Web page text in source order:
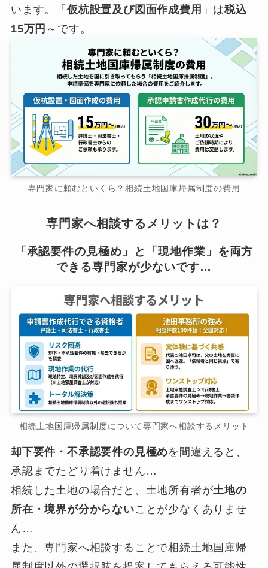
います。「 仮杭設置及び図面作成費用 」は税込
15万円 ～です。
専門家に頼むといくら？相続土地国庫帰属制度の費用
専門家へ相談するメリットは？
「承認要件の見極め」と「現地作業」を両方
できる専門家が少ないです…
相続土地国庫帰属制度について専門家へ相談するメリット
却下要件・不承認要件の見極めを間違えると、
承認までたどり着けません…
相続した土地の場合だと、土地所有者が土地の
所在・境界が分からないことが少なくありませ
ん…
また、専門家へ相談することで相続土地国庫帰